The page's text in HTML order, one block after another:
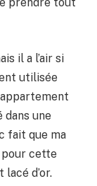
prendre tout
il a l’air si
utilisée
dans une
fait que ma
pour cette
lacé d’or.